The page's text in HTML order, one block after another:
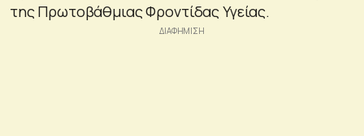
της Πρωτοβάθμιας Φροντίδας Υγείας.